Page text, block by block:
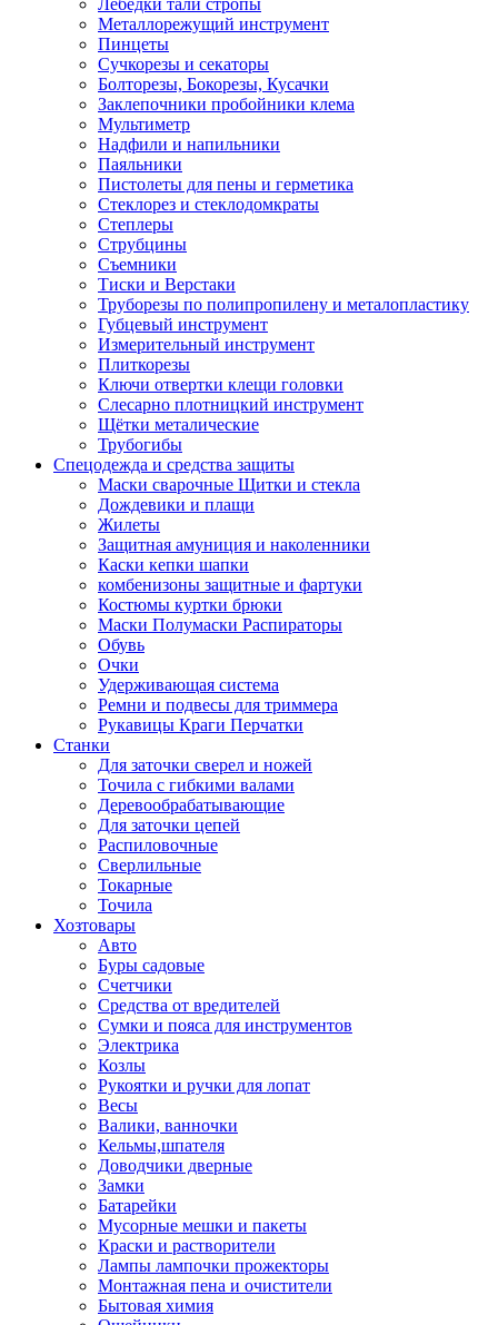
Лебёдки тали стропы
Металлорежущий инструмент
Пинцеты
Сучкорезы и секаторы
Болторезы, Бокорезы, Кусачки
Заклепочники пробойники клема
Мультиметр
Надфили и напильники
Паяльники
Пистолеты для пены и герметика
Стеклорез и стеклодомкраты
Степлеры
Струбцины
Съемники
Тиски и Верстаки
Труборезы по полипропилену и металопластику
Губцевый инструмент
Измерительный инструмент
Плиткорезы
Ключи отвертки клещи головки
Слесарно плотницкий инструмент
Щётки металические
Трубогибы
Спецодежда и средства защиты
Маски сварочные Щитки и стекла
Дождевики и плащи
Жилеты
Защитная амуниция и наколенники
Каски кепки шапки
комбенизоны защитные и фартуки
Костюмы куртки брюки
Маски Полумаски Распираторы
Обувь
Очки
Удерживающая система
Ремни и подвесы для триммера
Рукавицы Краги Перчатки
Станки
Для заточки сверел и ножей
Точила с гибкими валами
Деревообрабатывающие
Для заточки цепей
Распиловочные
Сверлильные
Токарные
Точила
Хозтовары
Авто
Буры садовые
Счетчики
Средства от вредителей
Сумки и пояса для инструментов
Электрика
Козлы
Рукоятки и ручки для лопат
Весы
Валики, ванночки
Кельмы,шпателя
Доводчики дверные
Замки
Батарейки
Мусорные мешки и пакеты
Краски и растворители
Лампы лампочки прожекторы
Монтажная пена и очистители
Бытовая химия